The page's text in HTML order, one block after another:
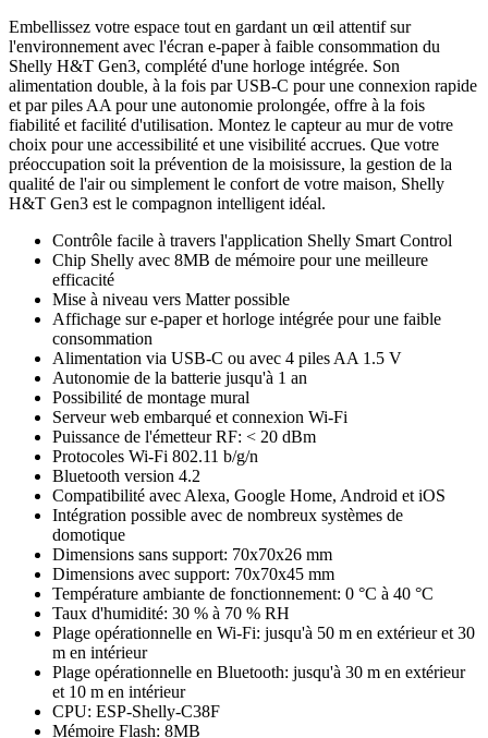
Embellissez votre espace tout en gardant un œil attentif sur
l'environnement avec l'écran e-paper à faible consommation du
Shelly H&T Gen3, complété d'une horloge intégrée. Son
alimentation double, à la fois par USB-C pour une connexion rapide
et par piles AA pour une autonomie prolongée, offre à la fois
fiabilité et facilité d'utilisation. Montez le capteur au mur de votre
choix pour une accessibilité et une visibilité accrues. Que votre
préoccupation soit la prévention de la moisissure, la gestion de la
qualité de l'air ou simplement le confort de votre maison, Shelly
H&T Gen3 est le compagnon intelligent idéal.
Contrôle facile à travers l'application Shelly Smart Control
Chip Shelly avec 8MB de mémoire pour une meilleure
efficacité
Mise à niveau vers Matter possible
Affichage sur e-paper et horloge intégrée pour une faible
consommation
Alimentation via USB-C ou avec 4 piles AA 1.5 V
Autonomie de la batterie jusqu'à 1 an
Possibilité de montage mural
Serveur web embarqué et connexion Wi-Fi
Puissance de l'émetteur RF: < 20 dBm
Protocoles Wi-Fi 802.11 b/g/n
Bluetooth version 4.2
Compatibilité avec Alexa, Google Home, Android et iOS
Intégration possible avec de nombreux systèmes de
domotique
Dimensions sans support: 70x70x26 mm
Dimensions avec support: 70x70x45 mm
Température ambiante de fonctionnement: 0 °C à 40 °C
Taux d'humidité: 30 % à 70 % RH
Plage opérationnelle en Wi-Fi: jusqu'à 50 m en extérieur et 30
m en intérieur
Plage opérationnelle en Bluetooth: jusqu'à 30 m en extérieur
et 10 m en intérieur
CPU: ESP-Shelly-C38F
Mémoire Flash: 8MB